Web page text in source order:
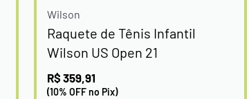
Wilson
Raquete de Tênis Infantil
Wilson US Open 21
R$ 359,91
(10% OFF no Pix)